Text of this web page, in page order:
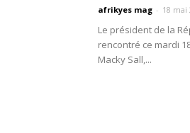
afrikyes mag - 18 mai
Le président de la
rencontré ce mardi
Macky Sall,...